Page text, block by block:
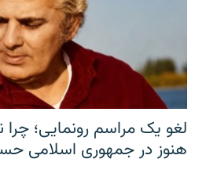
لغو یک مراسم رونمایی؛ چرا
هنوز در جمهوری اسلامی